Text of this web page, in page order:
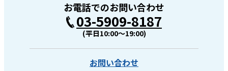
お電話でのお問い合わせ
03-5909-8187
(平日10:00〜19:00)
お問い合わせ